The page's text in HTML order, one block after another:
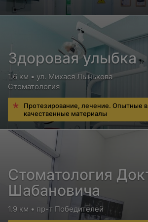
Подводный душ-массаж
Цена по
Жемчужные-
валерьяновые ванны
Цена по запросу
Ванны с
Ингаляционная терапия
Ингаляции
лекарственные
Цена по запросу
Цена
Другие виды физиотерапии
Здоровая улыбка
1.6 км • ул. Михася Лынькова
Стоматология
Протезирование, лечение. Опытные
качественные материалы
Стоматология
Шабановича
1.9 км • пр-т Победителей